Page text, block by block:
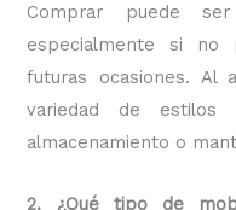
Comprar puede
especialmente si no
futuras ocasiones. Al
variedad de
almacenamiento o
2. ¿Qué tipo de